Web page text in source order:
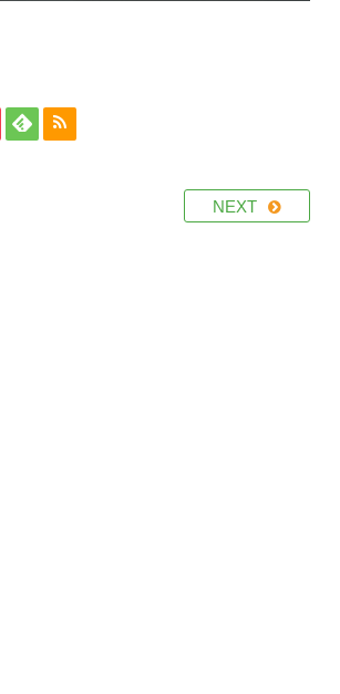
NEXT